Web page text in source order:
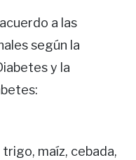
a las
según la
y la
trigo, maíz, cebada,